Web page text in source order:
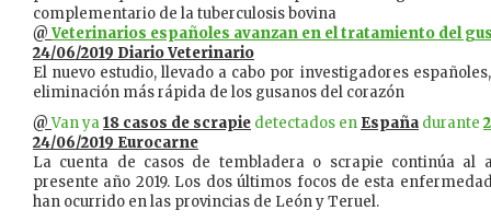
complementario de la tuberculosis bovina
@ Veterinarios españoles avanzan en el tratamiento del
24/06/2019 Diario Veterinario
El nuevo estudio, llevado a cabo por investigadores
eliminación más rápida de los gusanos del corazón
@Van ya18 casos de scrapie detectados en España durante
24/06/2019 Eurocarne
La cuenta de casos de tembladera o scrapie continúa al
presente año 2019. Los dos últimos focos de esta
han ocurrido en las provincias de León y Teruel.